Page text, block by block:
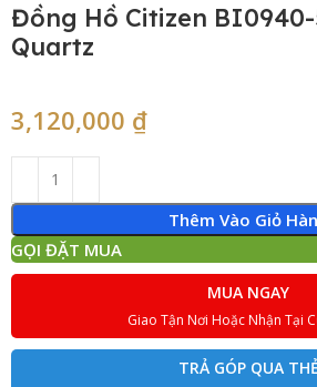
Đồng Hồ Citizen
Quartz
3,120,000 ₫
Thêm Vào Giỏ
GỌI ĐẶT MUA
MUA NGAY
Giao Tận Nơi Hoặc Nhận Tại
TRẢ GÓP QUA THẺ